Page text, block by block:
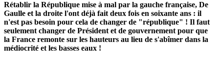
Rétablir la République mise à mal par la gauche française, De
Gaulle et la droite l'ont déjà fait deux fois en soixante ans : il
n'est pas besoin pour cela de changer de "république" ! Il faut
seulement changer de Président et de gouvernement pour que
la France remonte sur les hauteurs au lieu de s'abîmer dans la
médiocrité et les basses eaux !